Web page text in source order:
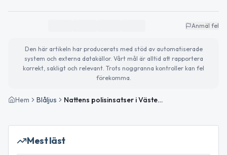
Anmäl fel
Den här artikeln har producerats med stöd av automatiserade
system och externa datakällor. Vårt mål är alltid att rapportera
korrekt, sakligt och relevant. Trots noggranna kontroller kan fel
förekomma.
Hem Blåljus Nattens polisinsatser i Västernorrland – flera omhändertagna och trafikärenden
Mest läst